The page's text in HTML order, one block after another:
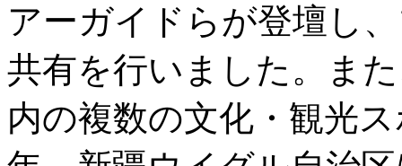
アーガイドらが登壇し
共有を行いました。ま
内の複数の文化・観光